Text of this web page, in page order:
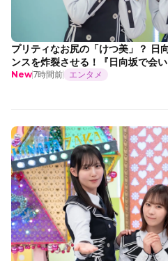
プリティなお尻の「けつ美」？ 日
ンスを炸裂させる！『日向坂で会
New7時間前 エンタメ